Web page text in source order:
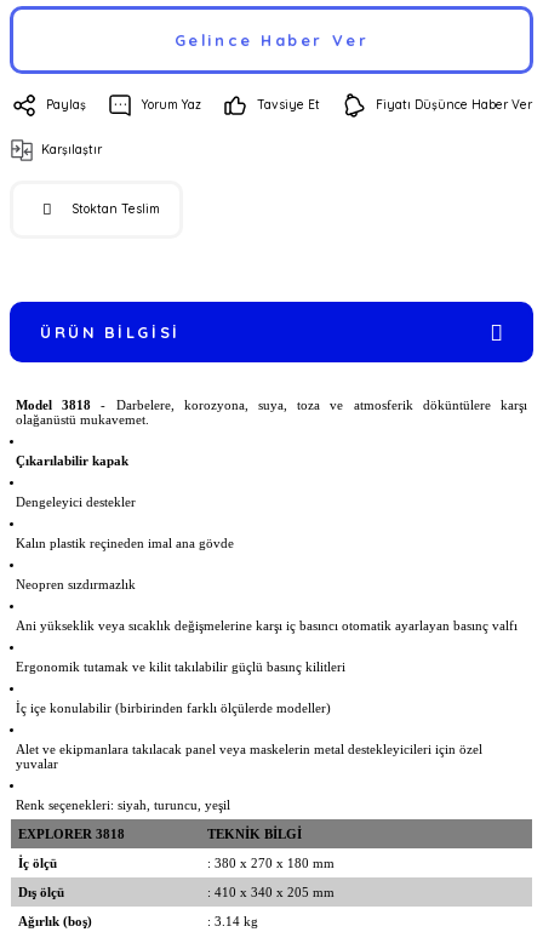
Gelince Haber Ver
Paylaş Yorum Yaz Tavsiye Et Fiyatı Düşünce Haber Ver
Karşılaştır
Stoktan Teslim
ÜRÜN BILGISI
Model 3818 - Darbelere, korozyona, suya, toza ve atmosferik döküntülere karşı
olağanüstü mukavemet.
Çıkarılabilir kapak
Dengeleyici destekler
Kalın plastik reçineden imal ana gövde
Neopren sızdırmazlık
Ani yükseklik veya sıcaklık değişmelerine karşı iç basıncı otomatik ayarlayan basınç valfı
Ergonomik tutamak ve kilit takılabilir güçlü basınç kilitleri
İç içe konulabilir (birbirinden farklı ölçülerde modeller)
Alet ve ekipmanlara takılacak panel veya maskelerin metal destekleyicileri için özel
yuvalar
Renk seçenekleri: siyah, turuncu, yeşil
EXPLORER 3818
TEKNİK BİLGİ
İç ölçü
: 380 x 270 x 180 mm
Dış ölçü
: 410 x 340 x 205 mm
Ağırlık (boş)
: 3.14 kg